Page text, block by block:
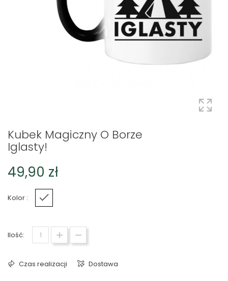
Kubek Magiczny O Borze
Iglasty!
49,90 zł
Kolor :
Ilość:
Czas realizacji Dostawa